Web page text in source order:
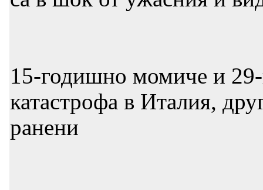
15-годишно момиче и
катастрофа в Италия,
ранени